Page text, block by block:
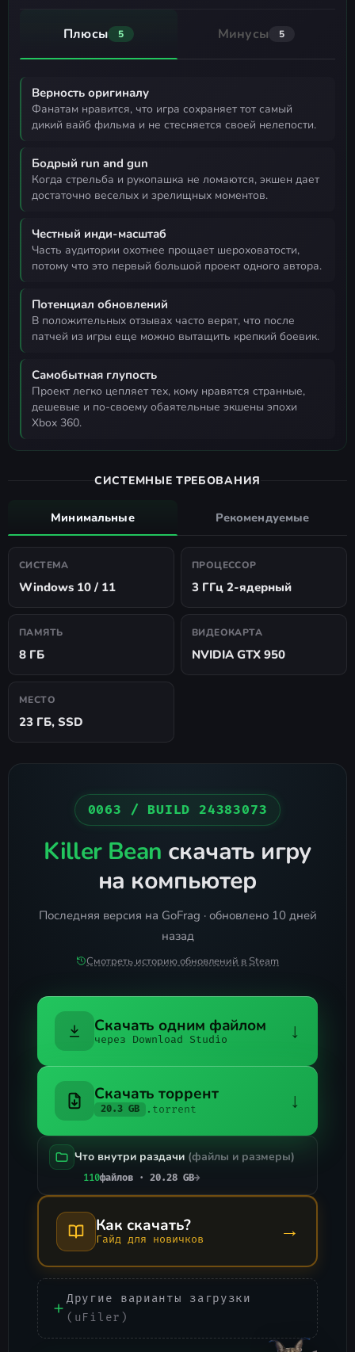
Плюсы 5 Минусы 5
Верность оригиналу
фанатам нравится, что игра сохраняет тот самый
дикий вайб фильма и не стесняется своей нелепости.
Бодрый run and gun
когда стрельба и рукопашка не ломаются, экшен дает
достаточно веселых и зрелищных моментов.
Честный инди-масштаб
часть аудитории охотнее прощает шероховатости,
потому что это первый большой проект одного автора.
Потенциал обновлений
в положительных отзывах часто верят, что после
патчей из игры еще можно вытащить крепкий боевик.
Самобытная глупость
проект легко цепляет тех, кому нравятся странные,
дешевые и по-своему обаятельные экшены эпохи
Xbox 360.
СИСТЕМНЫЕ ТРЕБОВАНИЯ
Минимальные Рекомендуемые
СИСТЕМА
Windows 10 / 11
ПРОЦЕССОР
3 ГГц 2-ядерный
ПАМЯТЬ
8 ГБ
ВИДЕОКАРТА
NVIDIA GTX 950
МЕСТО
23 ГБ, SSD
0063 / BUILD 24383073
Killer Bean скачать игру
на компьютер
Последняя версия на GoFrag · обновлено 10 дней
назад
Смотреть историю обновлений в Steam
Скачать одним файлом
через Download Studio ↓
Скачать торрент
20.3 GB .torrent ↓
Что внутри раздачи (файлы и размеры)
110файлов · 20.28 GB→
Как скачать?
Гайд для новичков →
Другие варианты загрузки
(uFiler)